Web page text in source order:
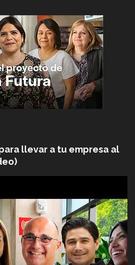
llevar a tu empresa al